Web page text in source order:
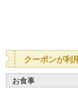
クーポンが利
お食事